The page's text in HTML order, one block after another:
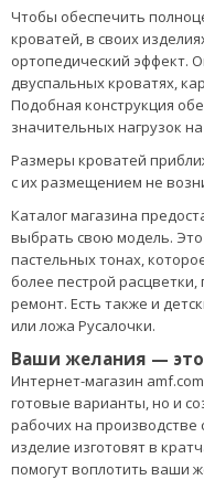
Чтобы обеспечить
кроватей, в своих
ортопедический эффект.
двуспальных кроватях,
Подобная конструкция
значительных нагрузок
Размеры кроватей
с их размещением не
Каталог магазина
выбрать свою модель.
пастельных тонах,
более пестрой
ремонт. Есть также и
или ложа Русалочки.
Ваши желания —
Интернет-магазин
готовые варианты, но и
рабочих на производстве
изделие изготовят в
помогут воплотить ваши